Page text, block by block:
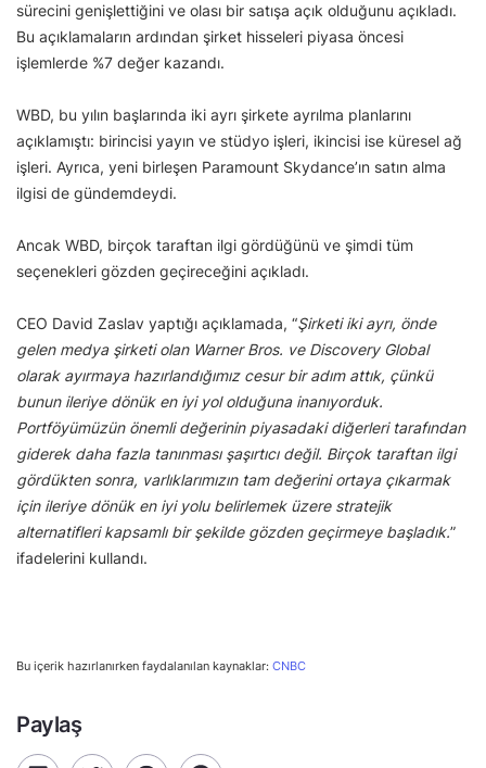
sürecini genişlettiğini ve olası bir satışa açık olduğunu açıkladı.
Bu açıklamaların ardından şirket hisseleri piyasa öncesi
işlemlerde %7 değer kazandı.
WBD, bu yılın başlarında iki ayrı şirkete ayrılma planlarını
açıklamıştı: birincisi yayın ve stüdyo işleri, ikincisi ise küresel ağ
işleri. Ayrıca, yeni birleşen Paramount Skydance’ın satın alma
ilgisi de gündemdeydi.
Ancak WBD, birçok taraftan ilgi gördüğünü ve şimdi tüm
seçenekleri gözden geçireceğini açıkladı.
CEO David Zaslav yaptığı açıklamada, “Şirketi iki ayrı, önde
gelen medya şirketi olan Warner Bros. ve Discovery Global
olarak ayırmaya hazırlandığımız cesur bir adım attık, çünkü
bunun ileriye dönük en iyi yol olduğuna inanıyorduk.
Portföyümüzün önemli değerinin piyasadaki diğerleri tarafından
giderek daha fazla tanınması şaşırtıcı değil. Birçok taraftan ilgi
gördükten sonra, varlıklarımızın tam değerini ortaya çıkarmak
için ileriye dönük en iyi yolu belirlemek üzere stratejik
alternatifleri kapsamlı bir şekilde gözden geçirmeye başladık.”
ifadelerini kullandı.
Bu içerik hazırlanırken faydalanılan kaynaklar: CNBC
Paylaş